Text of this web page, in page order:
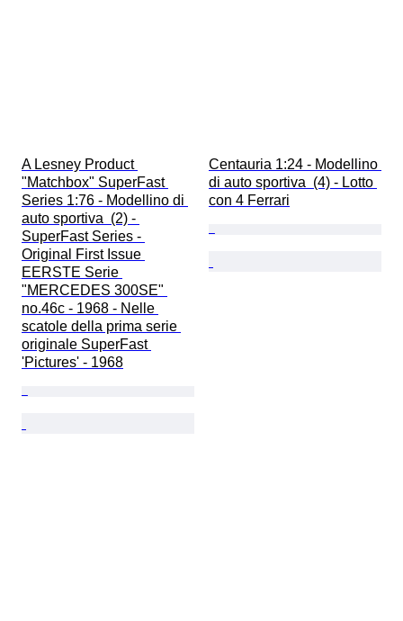
A Lesney Product
"Matchbox" SuperFast
Series 1:76 - Modellino di
auto sportiva  (2) -
SuperFast Series -
Original First Issue
EERSTE Serie
"MERCEDES 300SE"
no.46c - 1968 - Nelle
scatole della prima serie
originale SuperFast
'Pictures' - 1968
Centauria 1:24 - Modellino
di auto sportiva  (4) - Lotto
con 4 Ferrari